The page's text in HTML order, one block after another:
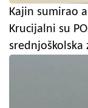
Kajin sumirao
Krucijalni su
srednjoškolska